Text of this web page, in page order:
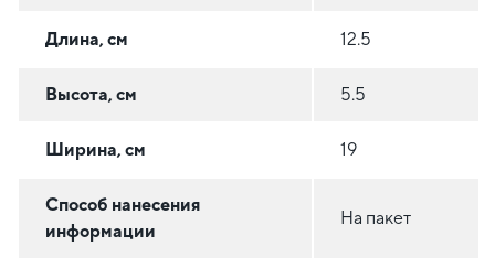
Длина, см 12.5
Высота, см 5.5
Ширина, см 19
Способ нанесения
информации
На пакет